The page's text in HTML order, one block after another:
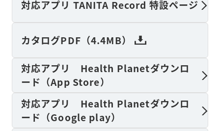
対応アプリ TANITA Record 特設ページ
カタログPDF（4.4MB）
対応アプリ Health Planetダウンロ
ード（App Store）
対応アプリ Health Planetダウンロ
ード（Google play）